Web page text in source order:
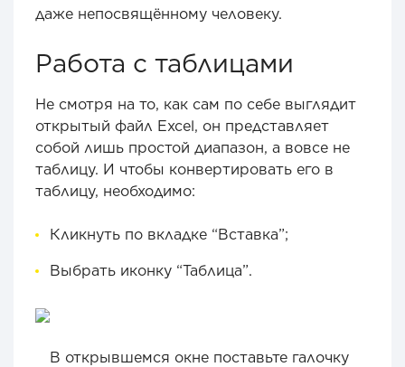
даже непосвящённому человеку.
Работа с таблицами
Не смотря на то, как сам по себе выглядит
открытый файл Excel, он представляет
собой лишь простой диапазон, а вовсе не
таблицу. И чтобы конвертировать его в
таблицу, необходимо:
Кликнуть по вкладке “Вставка”;
Выбрать иконку “Таблица”.
В открывшемся окне поставьте галочку